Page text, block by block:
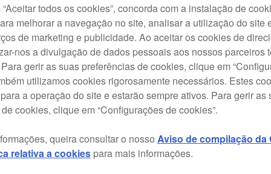
do
/ Mac OS
todos os cookies”, concorda com a instalação de
melhorar a navegação no site, analisar a utilização do site
de marketing e publicidade. Ao aceitar os cookies de
nos a divulgação de dados pessoais aos nossos parceiros
gerir as suas preferências de cookies, clique em
utilizamos cookies rigorosamente necessários. Estes
a operação do site e estarão sempre ativos. Para gerir as
cookies, clique em “Configurações de cookies”.
queira consultar o nosso Aviso de compilação da
relativa a cookies para mais informações.